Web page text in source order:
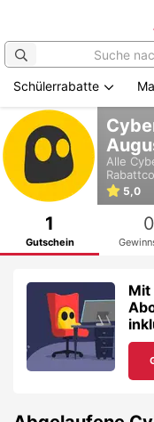
Zum
Hauptinhalt
springen
Schülerrabatte
Alle
5,0
1
Gutschein
0
Mit